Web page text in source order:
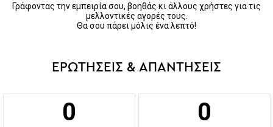
Γράφοντας την εμπειρία σου, βοηθάς κι άλλους χρήστες για τις
μελλοντικές αγορές τους.
Θα σου πάρει μόλις ένα λεπτό!
ΕΡΩΤΗΣΕΙΣ & ΑΠΑΝΤΗΣΕΙΣ
0 0